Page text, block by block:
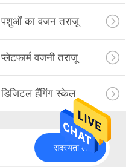
पशुओं का वजन तराजू
प्लेटफार्म वजनी तराजू
डिजिटल हैंगिंग स्केल
सदस्यता लें